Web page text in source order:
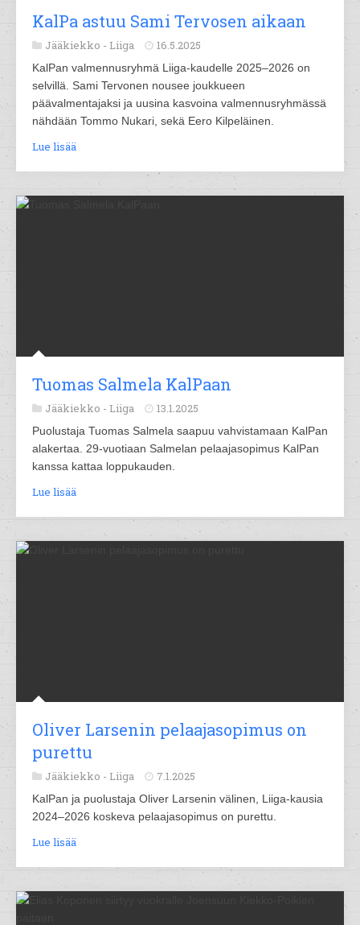
KalPa astuu Sami Tervosen aikaan
Jääkiekko - Liiga 16.5.2025
KalPan valmennusryhmä Liiga-kaudelle 2025–2026 on
selvillä. Sami Tervonen nousee joukkueen
päävalmentajaksi ja uusina kasvoina valmennusryhmässä
nähdään Tommo Nukari, sekä Eero Kilpeläinen.
Lue lisää
Tuomas Salmela KalPaan
Jääkiekko - Liiga 13.1.2025
Puolustaja Tuomas Salmela saapuu vahvistamaan KalPan
alakertaa. 29-vuotiaan Salmelan pelaajasopimus KalPan
kanssa kattaa loppukauden.
Lue lisää
Oliver Larsenin pelaajasopimus on
purettu
Jääkiekko - Liiga 7.1.2025
KalPan ja puolustaja Oliver Larsenin välinen, Liiga-kausia
2024–2026 koskeva pelaajasopimus on purettu.
Lue lisää